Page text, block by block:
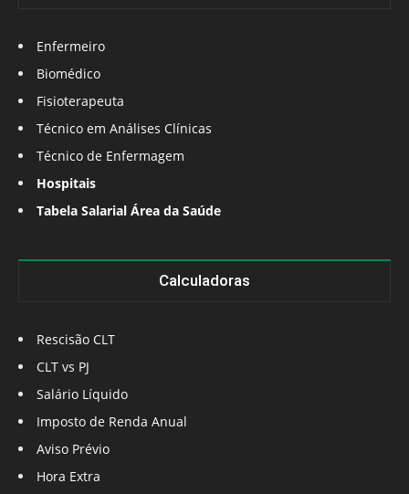
Enfermeiro
Biomédico
Fisioterapeuta
Técnico em Análises Clínicas
Técnico de Enfermagem
Hospitais
Tabela Salarial Área da Saúde
Calculadoras
Rescisão CLT
CLT vs PJ
Salário Líquido
Imposto de Renda Anual
Aviso Prévio
Hora Extra